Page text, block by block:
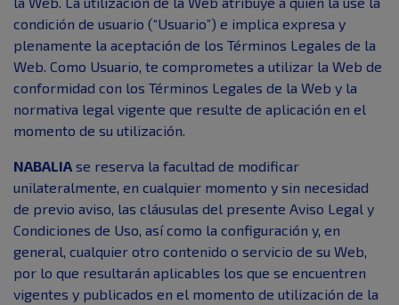
condición de usuario (“Usuario”) e implica expresa y
plenamente la aceptación de los Términos Legales de la
Web. Como Usuario, te comprometes a utilizar la Web de
conformidad con los Términos Legales de la Web y la
normativa legal vigente que resulte de aplicación en el
momento de su utilización.
NABALIA se reserva la facultad de modificar
unilateralmente, en cualquier momento y sin necesidad
de previo aviso, las cláusulas del presente Aviso Legal y
Condiciones de Uso, así como la configuración y, en
general, cualquier otro contenido o servicio de su Web,
por lo que resultarán aplicables los que se encuentren
vigentes y publicados en el momento de utilización de la